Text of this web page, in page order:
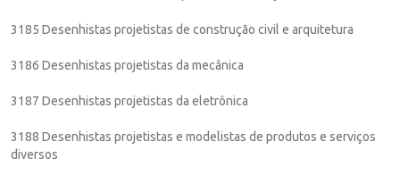
3185 Desenhistas projetistas de construção civil e arquitetura
3186 Desenhistas projetistas da mecânica
3187 Desenhistas projetistas da eletrônica
3188 Desenhistas projetistas e modelistas de produtos e serviços
diversos